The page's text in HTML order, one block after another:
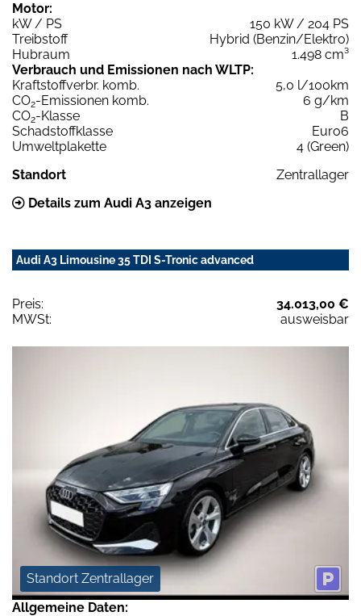
Motor:
kW / PS
150 kW / 204 PS
Treibstoff
Hybrid (Benzin/Elektro)
Hubraum
1.498 cm³
Verbrauch und Emissionen nach WLTP:
Kraftstoffverbr. komb.
5,0 l/100km
CO2-Emissionen komb.
6 g/km
CO2-Klasse
B
Schadstoffklasse
Euro6
Umweltplakette
4 (Green)
Standort
Zentrallager
Details zum Audi A3 anzeigen
Audi A3 Limousine 35 TDI S-Tronic advanced
Preis:
34.013,00 €
MWSt:
ausweisbar
Standort Zentrallager
Allgemeine Daten: